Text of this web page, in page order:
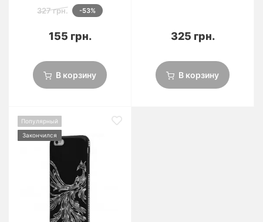
327 грн. -53%
155 грн.
В корзину
325 грн.
В корзину
Популярный
Закончился